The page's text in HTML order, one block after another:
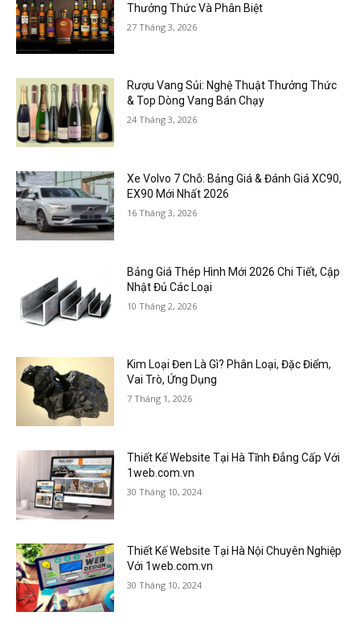
Thưởng Thức Và Phân Biệt
27 Tháng 3, 2026
Rượu Vang Sủi: Nghệ Thuật Thưởng Thức
& Top Dòng Vang Bán Chạy
24 Tháng 3, 2026
Xe Volvo 7 Chỗ: Bảng Giá & Đánh Giá XC90,
EX90 Mới Nhất 2026
16 Tháng 3, 2026
Bảng Giá Thép Hình Mới 2026 Chi Tiết, Cập
Nhật Đủ Các Loại
10 Tháng 2, 2026
Kim Loại Đen Là Gì? Phân Loại, Đặc Điểm,
Vai Trò, Ứng Dụng
7 Tháng 1, 2026
Thiết Kế Website Tại Hà Tĩnh Đẳng Cấp Với
1web.com.vn
30 Tháng 10, 2024
Thiết Kế Website Tại Hà Nội Chuyên Nghiệp
Với 1web.com.vn
30 Tháng 10, 2024